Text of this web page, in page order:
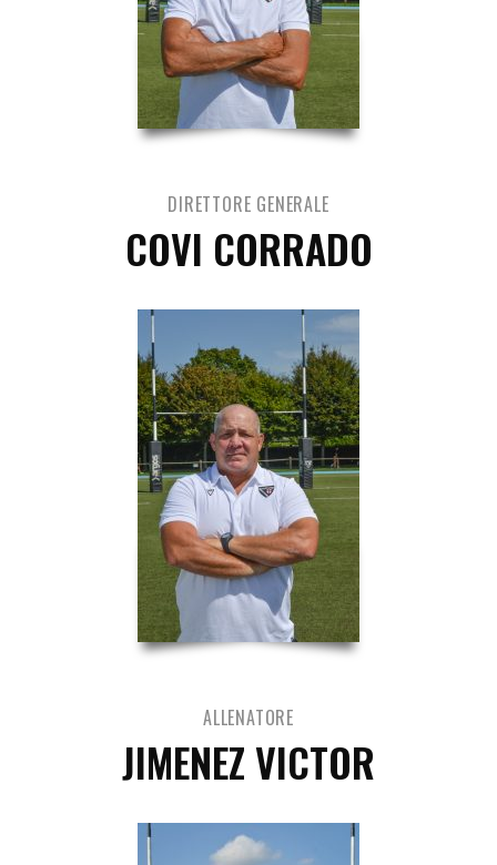
DIRETTORE GENERALE
COVI CORRADO
ALLENATORE
JIMENEZ VICTOR